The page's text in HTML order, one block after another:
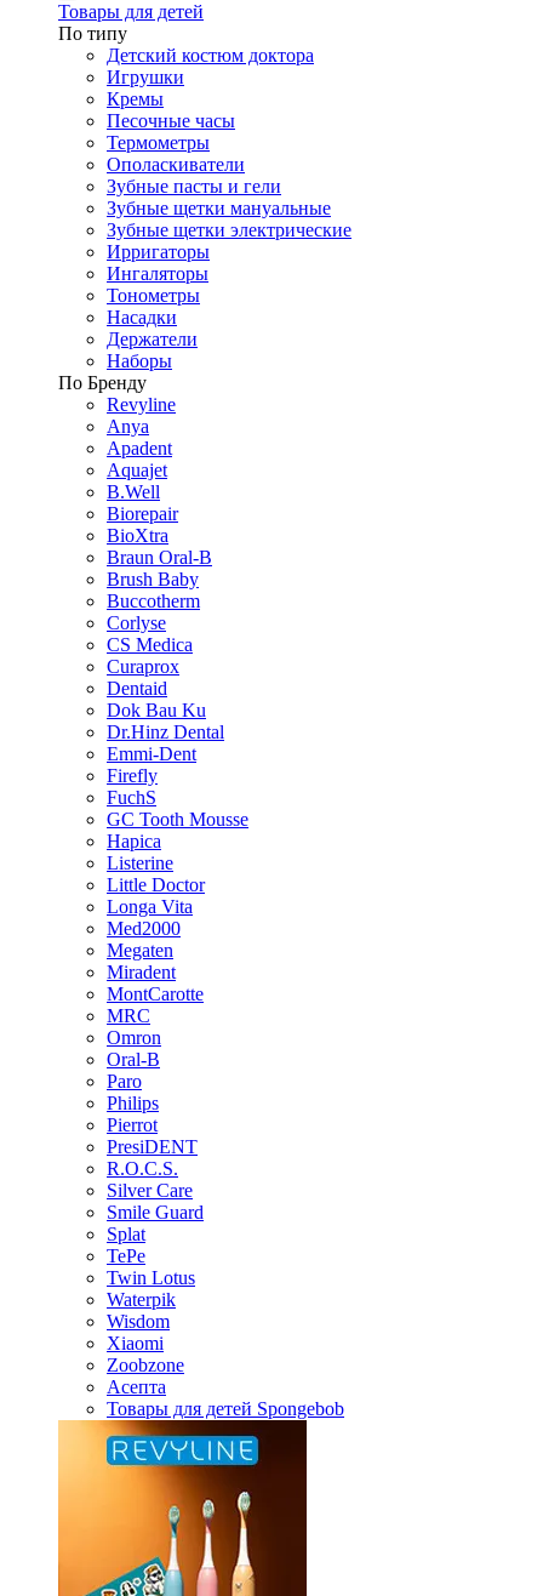
Товары для детей
По типу
Детский костюм доктора
Игрушки
Кремы
Песочные часы
Термометры
Ополаскиватели
Зубные пасты и гели
Зубные щетки мануальные
Зубные щетки электрические
Ирригаторы
Ингаляторы
Тонометры
Насадки
Держатели
Наборы
По Бренду
Revyline
Anya
Apadent
Aquajet
B.Well
Biorepair
BioXtra
Braun Oral-B
Brush Baby
Buccotherm
Corlyse
CS Medica
Curaprox
Dentaid
Dok Bau Ku
Dr.Hinz Dental
Emmi-Dent
Firefly
FuchS
GC Tooth Mousse
Hapica
Listerine
Little Doctor
Longa Vita
Med2000
Megaten
Miradent
MontCarotte
MRC
Omron
Oral-B
Paro
Philips
Pierrot
PresiDENT
R.O.C.S.
Silver Care
Smile Guard
Splat
TePe
Twin Lotus
Waterpik
Wisdom
Xiaomi
Zoobzone
Асепта
Товары для детей Spongebob